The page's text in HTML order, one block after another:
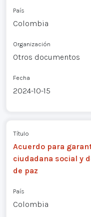
País
Colombia
Organización
Otros documentos
Fecha
2024-10-15
Título
Acuerdo para
ciudadana social y
de paz
País
Colombia